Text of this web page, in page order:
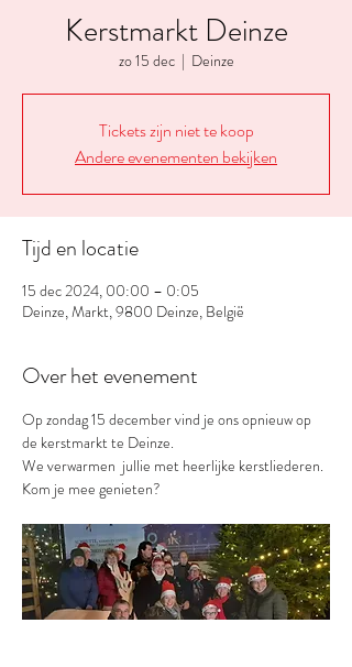
Kerstmarkt Deinze
zo 15 dec
  |
Deinze
Tickets zijn niet te koop
Andere evenementen bekijken
Tijd en locatie
15 dec 2024, 00:00 – 0:05
Deinze, Markt, 9800 Deinze, België
Over het evenement
Op zondag 15 december vind je ons opnieuw op
de kerstmarkt te Deinze.
We verwarmen  jullie met heerlijke kerstliederen.
Kom je mee genieten?